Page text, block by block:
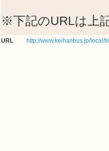
※下記のURLは上
URL http://www.keihanbus.jp/local/